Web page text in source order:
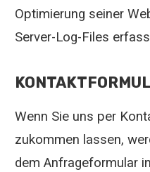
Optimierung seiner
Server-Log-Files
Wenn Sie uns per
zukommen lassen,
dem Anfrageformular